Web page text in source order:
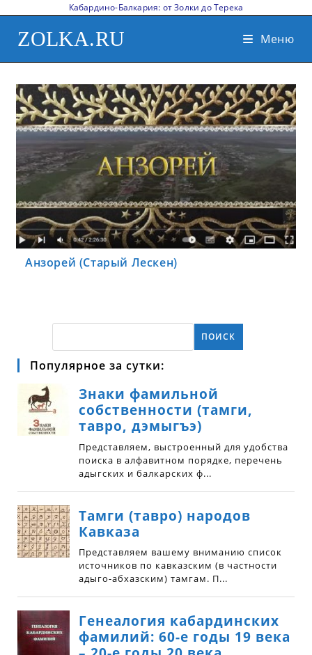
Кабардино-Балкария: от Золки до Терека
ZOLKA.RU Меню
Анзорей (Старый Лескен)
ПОИСК
Популярное за сутки: